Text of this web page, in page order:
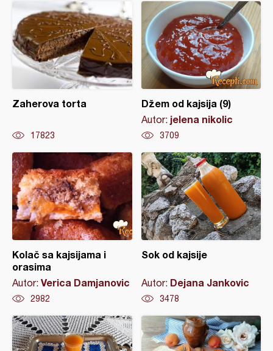
Zaherova torta
17823
Džem od kajsija (9)
Autor: jelena nikolic
3709
Kolač sa kajsijama i
orasima
Autor: Verica Damjanovic
2982
Sok od kajsije
Autor: Dejana Jankovic
3478